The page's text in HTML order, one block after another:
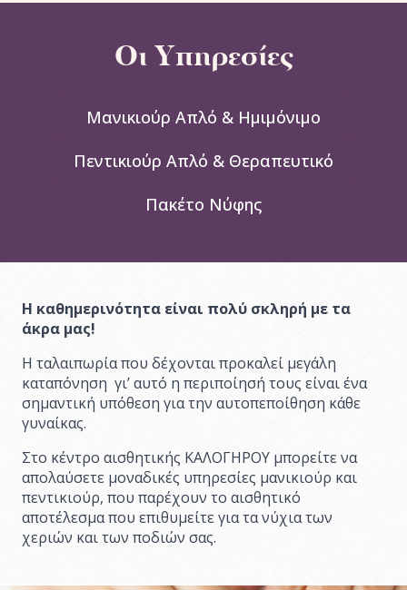
Οι Υπηρεσίες
Μανικιούρ Απλό & Ημιμόνιμο
Πεντικιούρ Απλό & Θεραπευτικό
Πακέτο Νύφης
Η καθημερινότητα είναι πολύ σκληρή με τα
άκρα μας!
Η ταλαιπωρία που δέχονται προκαλεί μεγάλη
καταπόνηση γι’ αυτό η περιποίησή τους είναι ένα
σημαντική υπόθεση για την αυτοπεποίθηση κάθε
γυναίκας.
Στο κέντρο αισθητικής ΚΑΛΟΓΗΡΟΥ μπορείτε να
απολαύσετε μοναδικές υπηρεσίες μανικιούρ και
πεντικιούρ, που παρέχουν το αισθητικό
αποτέλεσμα που επιθυμείτε για τα νύχια των
χεριών και των ποδιών σας.